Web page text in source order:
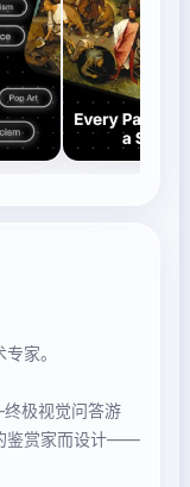
家。
极视觉问答游
鉴赏家而设计——